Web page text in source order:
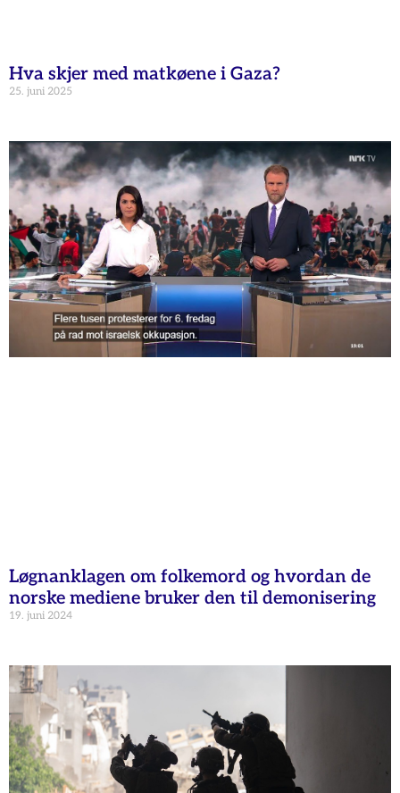
Hva skjer med matkøene i Gaza?
25. juni 2025
Løgnanklagen om folkemord og hvordan de
norske mediene bruker den til demonisering
19. juni 2024